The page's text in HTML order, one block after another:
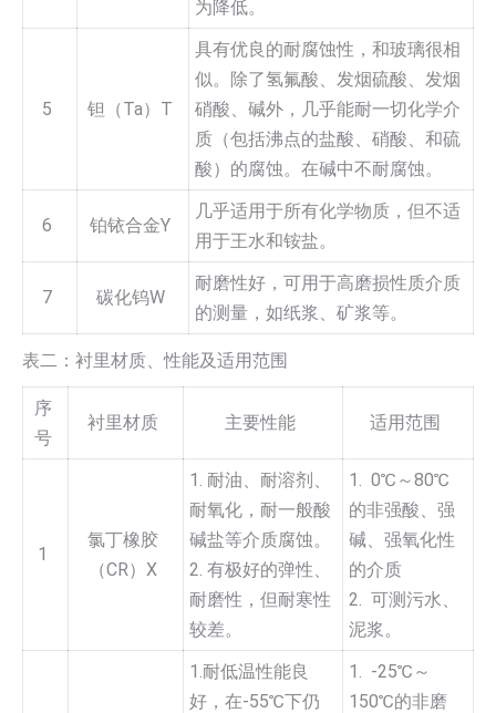
为降低。
5 钽（Ta）T
具有优良的耐腐蚀性，和玻璃很相
似。除了氢氟酸、发烟硫酸、发烟
硝酸、碱外，几乎能耐一切化学介
质（包括沸点的盐酸、硝酸、和硫
酸）的腐蚀。在碱中不耐腐蚀。
6 铂铱合金Y
几乎适用于所有化学物质，但不适
用于王水和铵盐。
7 碳化钨W
耐磨性好，可用于高磨损性质介质
的测量，如纸浆、矿浆等。
表二：衬里材质、性能及适用范围
序
号
衬里材质 主要性能 适用范围
1
氯丁橡胶
（CR）X
1. 耐油、耐溶剂、
耐氧化，耐一般酸
碱盐等介质腐蚀。
2. 有极好的弹性、
耐磨性，但耐寒性
较差。
1. 0℃～80℃
的非强酸、强
碱、强氧化性
的介质
2. 可测污水、
泥浆。
1.耐低温性能良
好，在-55℃下仍
1. -25℃～
150℃的非磨